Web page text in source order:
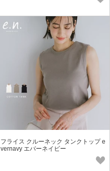
フライス クルーネック タンクトップ e
vernavy エバーネイビー